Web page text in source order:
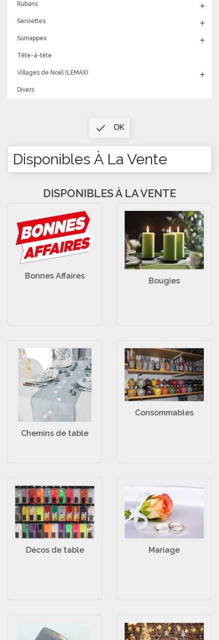
Rubans 
Serviettes 
Surnappes 
Tête-à-tête
Villages de Noël (LEMAX) 
Divers
 OK
Disponibles À La Vente
DISPONIBLES À LA VENTE
Bonnes Affaires
Bougies
Chemins de table
Consommables
Décos de table Mariage